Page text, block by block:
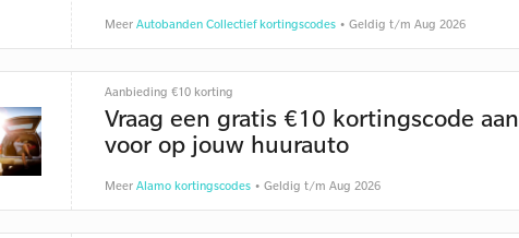
Meer Autobanden Collectief kortingscodes• Geldig t/m Aug 2026
Aanbieding €10 korting
Vraag een gratis €10 kortingscode aan
voor op jouw huurauto
Meer Alamo kortingscodes• Geldig t/m Aug 2026